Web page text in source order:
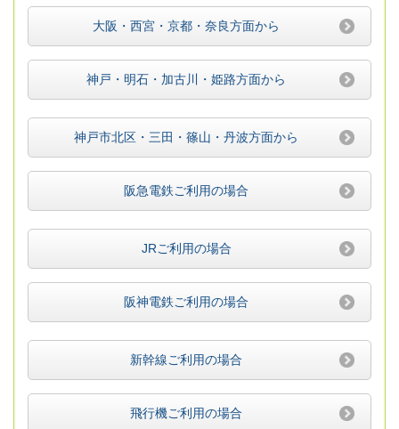
大阪・西宮・京都・奈良方面から
神戸・明石・加古川・姫路方面から
神戸市北区・三田・篠山・丹波方面から
阪急電鉄ご利用の場合
JRご利用の場合
阪神電鉄ご利用の場合
新幹線ご利用の場合
飛行機ご利用の場合